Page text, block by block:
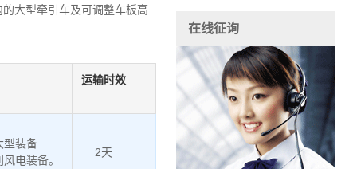
大型牵引车及可调整车板高
运输时效
型装备
电装备。
2天
在线征询